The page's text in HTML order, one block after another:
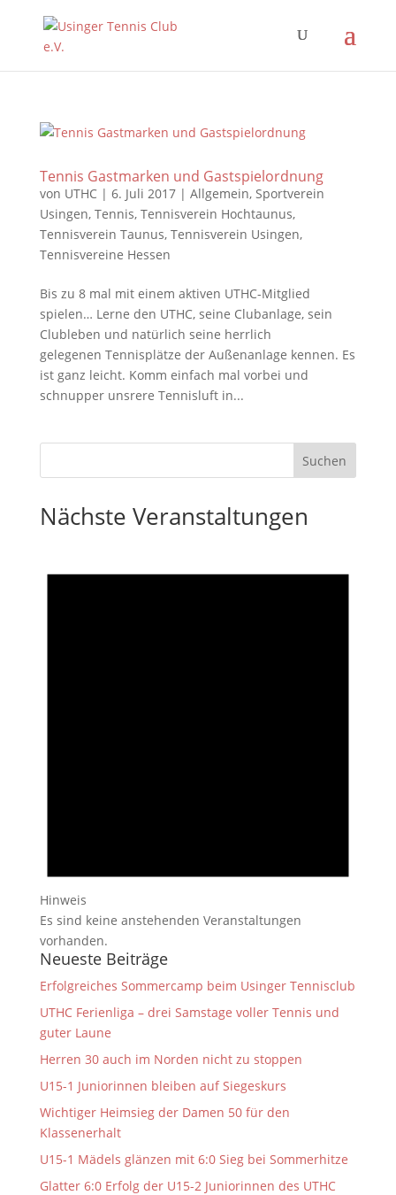
Tennis Gastmarken und Gastspielordnung
von UTHC| 6. Juli 2017| Allgemein, Sportverein
Usingen, Tennis, Tennisverein Hochtaunus,
Tennisverein Taunus, Tennisverein Usingen,
Tennisvereine Hessen
Bis zu 8 mal mit einem aktiven UTHC-Mitglied
spielen… Lerne den UTHC, seine Clubanlage, sein
Clubleben und natürlich seine herrlich
gelegenen Tennisplätze der Außenanlage kennen. Es
ist ganz leicht. Komm einfach mal vorbei und
schnupper unsrere Tennisluft in...
Nächste Veranstaltungen
Hinweis
Es sind keine anstehenden Veranstaltungen
vorhanden.
Neueste Beiträge
Erfolgreiches Sommercamp beim Usinger Tennisclub
UTHC Ferienliga – drei Samstage voller Tennis und
guter Laune
Herren 30 auch im Norden nicht zu stoppen
U15-1 Juniorinnen bleiben auf Siegeskurs
Wichtiger Heimsieg der Damen 50 für den
Klassenerhalt
U15-1 Mädels glänzen mit 6:0 Sieg bei Sommerhitze
Glatter 6:0 Erfolg der U15-2 Juniorinnen des UTHC